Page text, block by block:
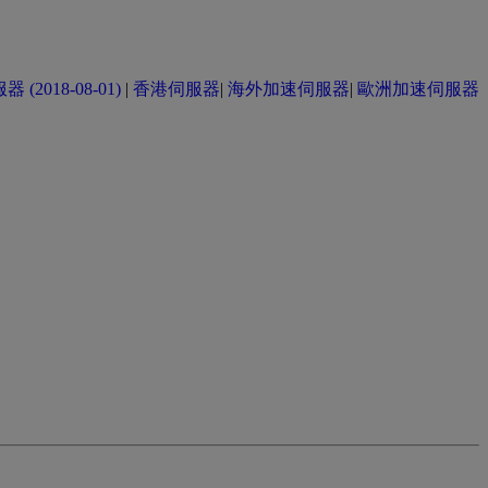
(2018-08-01) | 香港伺服器| 海外加速伺服器| 歐洲加速伺服器